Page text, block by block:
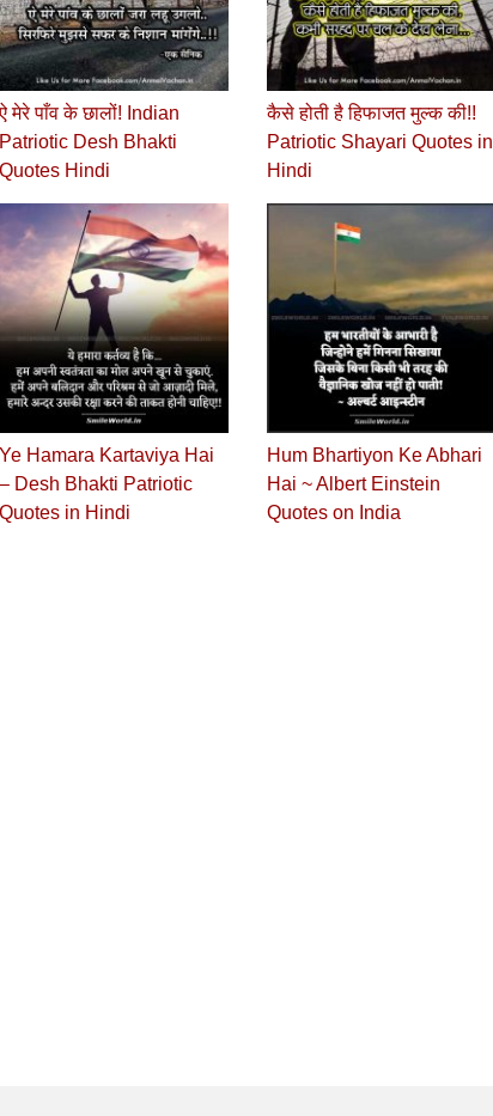
ऐ मेरे पाँव के छालों! Indian
Patriotic Desh Bhakti
Quotes Hindi
कैसे होती है हिफाजत मुल्क की!!
Patriotic Shayari Quotes in
Hindi
Ye Hamara Kartaviya Hai
– Desh Bhakti Patriotic
Quotes in Hindi
Hum Bhartiyon Ke Abhari
Hai ~ Albert Einstein
Quotes on India